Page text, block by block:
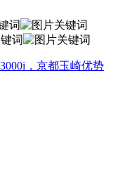
，京都玉崎优势